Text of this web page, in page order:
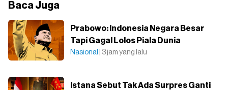
Baca Juga
Prabowo: Indonesia Negara Besar
Tapi Gagal Lolos Piala Dunia
Nasional | 3 jam yang lalu
Istana Sebut Tak Ada Surpres Ganti